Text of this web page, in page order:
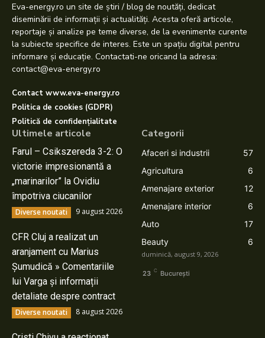
Eva-energy.ro un site de știri / blog de noutăți, dedicat
diseminării de informații și actualități. Acesta oferă articole,
reportaje și analize pe teme diverse, de la evenimente curente
la subiecte specifice de interes. Este un spațiu digital pentru
informare și educație. Contactati-ne oricand la adresa:
contact@eva-energy.ro
Contact www.eva-energy.ro
Politica de cookies (GDPR)
Politică de confidențialitate
Ultimele articole
Farul – Csikszereda 3-2: O
victorie impresionantă a
„marinarilor” la Ovidiu
împotriva ciucanilor
Diverse noutati 9 august 2026
CFR Cluj a realizat un
aranjament cu Marius
Șumudică » Comentariile
lui Varga și informații
detaliate despre contract
Diverse noutati 8 august 2026
Categorii
Afaceri si industrii
57
Agricultura
6
Amenajare exterior
12
Amenajare interior
6
Auto
17
Beauty
6
duminică, august 9, 2026
23 C București